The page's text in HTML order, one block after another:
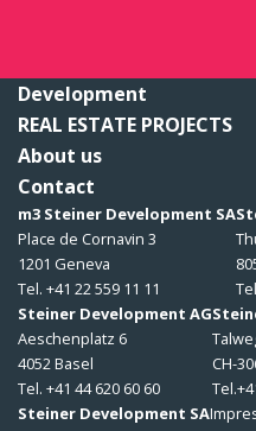
Development
REAL ESTATE PROJECTS
About us
Contact
m3 Steiner Development SA
Place de Cornavin 3
1201 Geneva
Tel. +41 22 559 11 11
Steiner Development AG
Aeschenplatz 6
4052 Basel
Tel. +41 44 620 60 60
CH-
Steiner Development SA